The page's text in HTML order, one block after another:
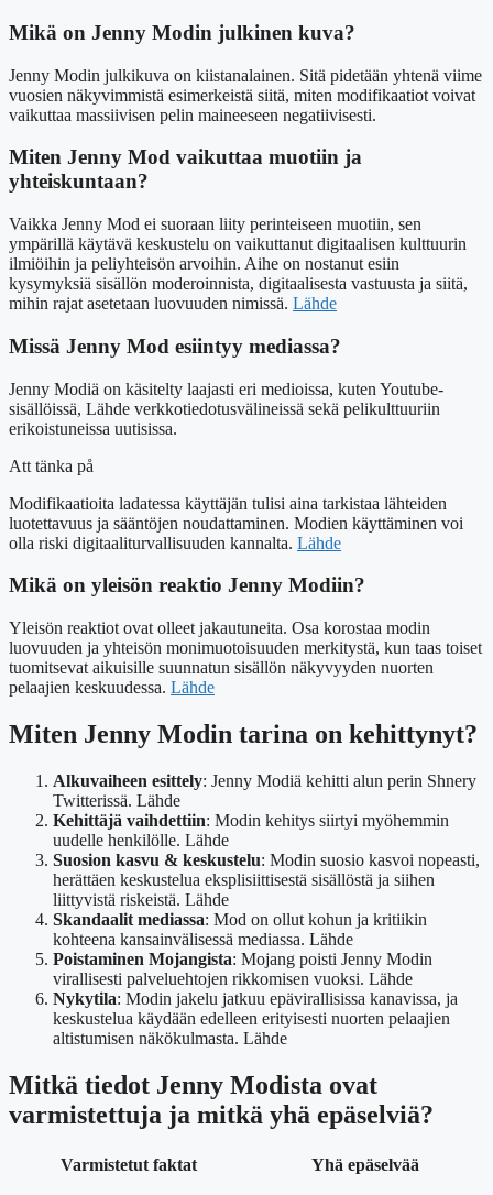
Mikä on Jenny Modin julkinen kuva?
Jenny Modin julkikuva on kiistanalainen. Sitä pidetään yhtenä viime
vuosien näkyvimmistä esimerkeistä siitä, miten modifikaatiot voivat
vaikuttaa massiivisen pelin maineeseen negatiivisesti.
Miten Jenny Mod vaikuttaa muotiin ja
yhteiskuntaan?
Vaikka Jenny Mod ei suoraan liity perinteiseen muotiin, sen
ympärillä käytävä keskustelu on vaikuttanut digitaalisen kulttuurin
ilmiöihin ja peliyhteisön arvoihin. Aihe on nostanut esiin
kysymyksiä sisällön moderoinnista, digitaalisesta vastuusta ja siitä,
mihin rajat asetetaan luovuuden nimissä. Lähde
Missä Jenny Mod esiintyy mediassa?
Jenny Modiä on käsitelty laajasti eri medioissa, kuten Youtube-
sisällöissä, Lähde verkkotiedotusvälineissä sekä pelikulttuuriin
erikoistuneissa uutisissa.
Att tänka på
Modifikaatioita ladatessa käyttäjän tulisi aina tarkistaa lähteiden
luotettavuus ja sääntöjen noudattaminen. Modien käyttäminen voi
olla riski digitaaliturvallisuuden kannalta. Lähde
Mikä on yleisön reaktio Jenny Modiin?
Yleisön reaktiot ovat olleet jakautuneita. Osa korostaa modin
luovuuden ja yhteisön monimuotoisuuden merkitystä, kun taas toiset
tuomitsevat aikuisille suunnatun sisällön näkyvyyden nuorten
pelaajien keskuudessa. Lähde
Miten Jenny Modin tarina on kehittynyt?
Alkuvaiheen esittely: Jenny Modiä kehitti alun perin Shnery
Twitterissä. Lähde
Kehittäjä vaihdettiin: Modin kehitys siirtyi myöhemmin
uudelle henkilölle. Lähde
Suosion kasvu & keskustelu: Modin suosio kasvoi nopeasti,
herättäen keskustelua eksplisiittisestä sisällöstä ja siihen
liittyvistä riskeistä. Lähde
Skandaalit mediassa: Mod on ollut kohun ja kritiikin
kohteena kansainvälisessä mediassa. Lähde
Poistaminen Mojangista: Mojang poisti Jenny Modin
virallisesti palveluehtojen rikkomisen vuoksi. Lähde
Nykytila: Modin jakelu jatkuu epävirallisissa kanavissa, ja
keskustelua käydään edelleen erityisesti nuorten pelaajien
altistumisen näkökulmasta. Lähde
Mitkä tiedot Jenny Modista ovat
varmistettuja ja mitkä yhä epäselviä?
Varmistetut faktat Yhä epäselvää